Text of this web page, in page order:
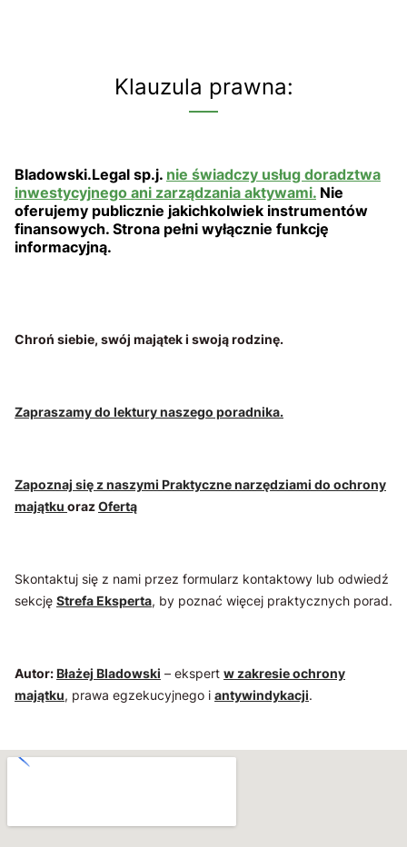
Klauzula prawna:
Bladowski.Legal sp.j. nie świadczy usług doradztwa
inwestycyjnego ani zarządzania aktywami. Nie
oferujemy publicznie jakichkolwiek instrumentów
finansowych. Strona pełni wyłącznie funkcję
informacyjną.
Chroń siebie, swój majątek i swoją rodzinę.
Zapraszamy do lektury naszego poradnika.
Zapoznaj się z naszymi Praktyczne narzędziami do ochrony
majątku orazOfertą
Skontaktuj się z nami przez formularz kontaktowy lub odwiedź
sekcję Strefa Eksperta, by poznać więcej praktycznych porad.
Autor:Błażej Bladowski – ekspert w zakresie ochrony
majątku, prawa egzekucyjnego i antywindykacji.